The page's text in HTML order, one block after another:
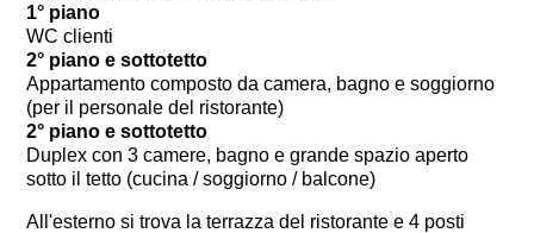
1° piano
WC clienti
2° piano e sottotetto
Appartamento composto da camera, bagno e soggiorno
(per il personale del ristorante)
2° piano e sottotetto
Duplex con 3 camere, bagno e grande spazio aperto
sotto il tetto (cucina / soggiorno / balcone)
All'esterno si trova la terrazza del ristorante e 4 posti